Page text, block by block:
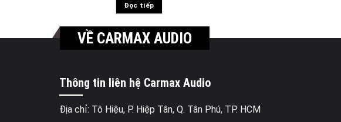
Đọc tiếp
VỀ CARMAX AUDIO
Thông tin liên hệ Carmax Audio
Địa chỉ: Tô Hiệu, P. Hiệp Tân, Q. Tân Phú, TP. HCM